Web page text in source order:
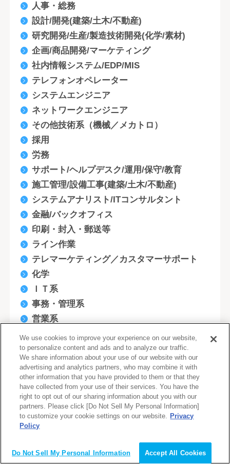
人事・総務
設計/開発(建築/土木/不動産)
研究開発/生産/製造技術開発(化学/素材)
企画/商品開発/マーケティング
社内情報システム/EDP/MIS
テレフォンオペレーター
システムエンジニア
ネットワークエンジニア
その他技術系（機械／メカトロ）
採用
労務
サポート/ヘルプデスク/運用/保守/教育
施工管理/設備工事(建築/土木/不動産)
システムアナリスト/ITコンサルタント
金融/バックオフィス
印刷・封入・郵送等
ライン作業
テレマーケティング／カスタマーサポート
化学
ＩＴ系
事務・管理系
営業系
技術・研究系
販売・サービス系
企画系
金融系
クリエイティブ系
デザイナー(WEB/モバイル/ゲーム関連)
医療・福祉系
商品管理・購買・仕入・物流
We use cookies to improve your experience on our website,
to personalize content and ads and to analyze our traffic.
We share information about your use of our website with our
advertising and analytics partners, who may combine it with
other information that you have provided to them or that they
have collected from your use of their services. You have the
right to opt out of our sharing information about you with our
partners. Please click [Do Not Sell My Personal Information]
to customize your cookie settings on our website. Privacy
Policy
Do Not Sell My Personal Information Accept All Cookies